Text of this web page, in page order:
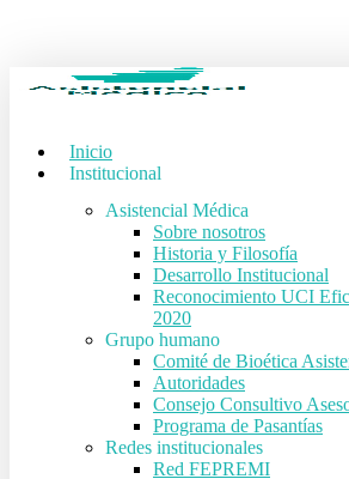
content
Inicio
Institucional
Asistencial Médica
Sobre nosotros
Historia y Filosofía
Desarrollo Institucional
Reconocimiento UCI
2020
Grupo humano
Comité de Bioética
Autoridades
Consejo Consultivo
Programa de Pasantías
Redes institucionales
Red FEPREMI